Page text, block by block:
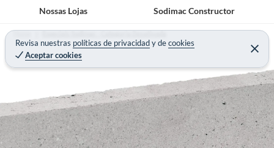
c
h
B
a
-
i
Nossas Lojas Sodimac Constructor
Revisa nuestras políticas de privacidadydecookies
Aceptar cookies
Home Especiais Sodimac - Categoria Desativada